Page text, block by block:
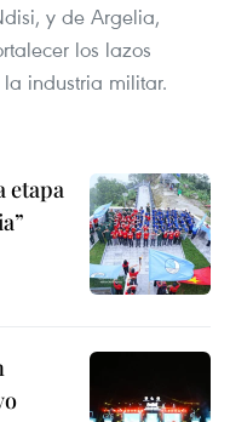
y de Argelia,
los lazos
industria militar.
etapa